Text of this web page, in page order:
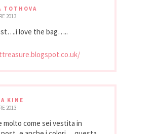
TOTHOVA
2013
love the bag…..
KINE
2013
molto come sei vestita in